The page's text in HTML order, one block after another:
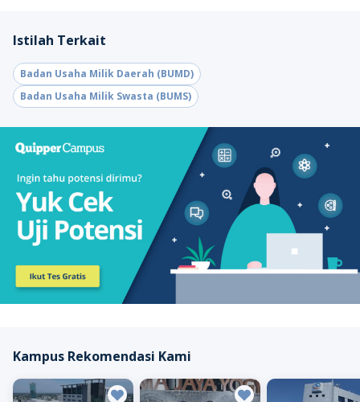
Istilah Terkait
Badan Usaha Milik Daerah (BUMD)
Badan Usaha Milik Swasta (BUMS)
Kampus Rekomendasi Kami